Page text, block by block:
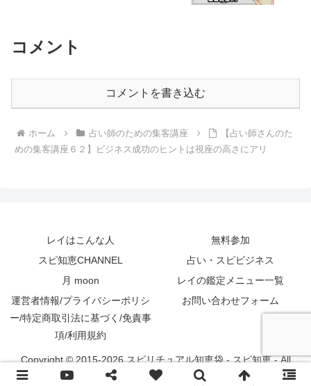
コメント
コメントを書き込む
ホーム 占い師のための集客講座
【占い師さんのた
めの集客講座６２】ビジネス成功のヒントは視座の高さにアリ
レイはこんな人
無料参加
スピ知恵CHANNEL
占い・スピビジネス
月 moon
レイの鑑定メニュー一覧
運営者情報/プライバシーポリシ
ー/特定商取引法に基づく/免責事
項/利用規約
お問い合わせフォーム
Copyright © 2015-2026 スピリチュアル知恵袋 - スピ知恵 - All
Rights Reserved.